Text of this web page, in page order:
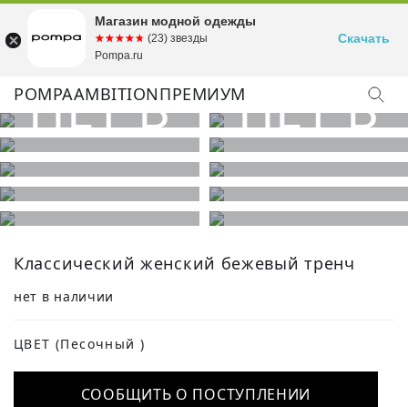
POMPAAMBITIONПРЕМИУМ
КУПИТЬ ОБРАЗ
Классический женский бежевый тренч
нет в наличии
ЦВЕТ (Песочный )
СООБЩИТЬ О ПОСТУПЛЕНИИ
Магазин модной одежды
☆☆☆☆☆
★★★★★ (23) звезды
Pompa.ru
Скачать